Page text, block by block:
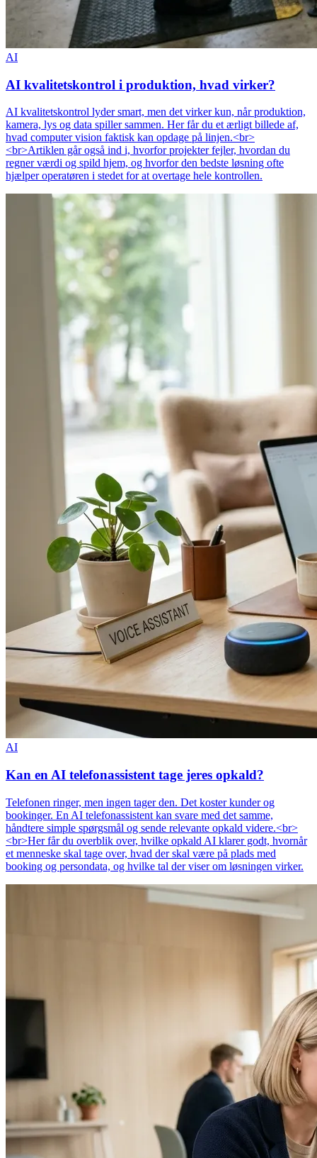
AI
AI kvalitetskontrol i produktion, hvad virker?
AI kvalitetskontrol lyder smart, men det virker kun, når produktion,
kamera, lys og data spiller sammen. Her får du et ærligt billede af,
hvad computer vision faktisk kan opdage på linjen.<br>
<br>Artiklen går også ind i, hvorfor projekter fejler, hvordan du
regner værdi og spild hjem, og hvorfor den bedste løsning ofte
hjælper operatøren i stedet for at overtage hele kontrollen.
AI
Kan en AI telefonassistent tage jeres opkald?
Telefonen ringer, men ingen tager den. Det koster kunder og
bookinger. En AI telefonassistent kan svare med det samme,
håndtere simple spørgsmål og sende relevante opkald videre.<br>
<br>Her får du overblik over, hvilke opkald AI klarer godt, hvornår
et menneske skal tage over, hvad der skal være på plads med
booking og persondata, og hvilke tal der viser om løsningen virker.